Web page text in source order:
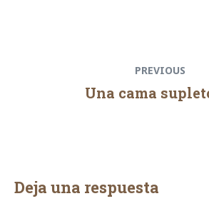
entradas
post:
PREVIOUS
Una cama
Deja una respuesta